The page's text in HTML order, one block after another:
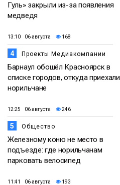
Гуль» закрыли из-за появления
медведя
13:10 06 августа 168
4 Проекты Медиакомпании
Барнаул обошёл Красноярск в
списке городов, откуда приехали
норильчане
12:25 06 августа 246
5 Общество
Железному коню не место в
подъезде: где норильчанам
парковать велосипед
11:41 06 августа 193